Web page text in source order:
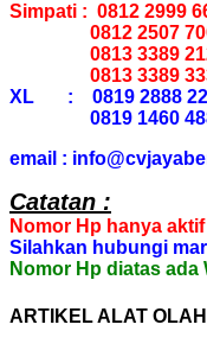
Simpati : 0812 2999
0812 2507
0813 3389
0813 3389
XL : 0819 2888
0819 1460
email :
Catatan :
Nomor Hp hanya
Silahkan hubungi
Nomor Hp diatas ada
ARTIKEL ALAT